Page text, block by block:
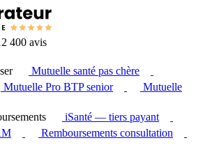
400 avis
Mutuelle santé pas chère
Mutuelle Pro BTP senior
Mutuelle
iSanté — tiers payant
Remboursements consultation